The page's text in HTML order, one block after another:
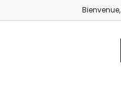
Bienvenue,